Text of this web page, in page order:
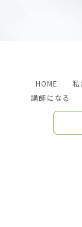
HOME 私
講師になる